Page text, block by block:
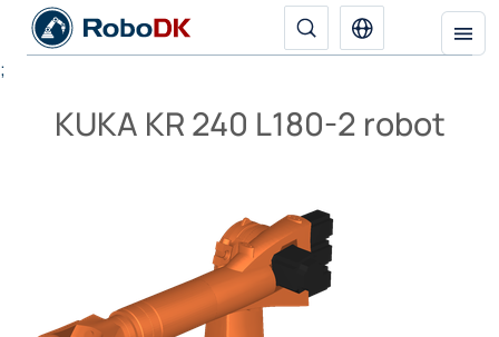
;
KUKA KR 240 L180-2 robot